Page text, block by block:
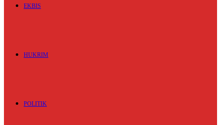
EKBIS
HUKRIM
POLITIK